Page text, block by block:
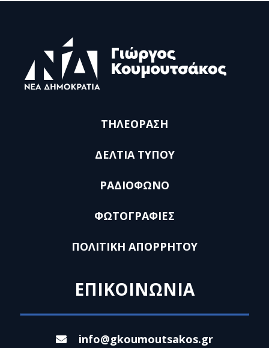
ΤΗΛΕΟΡΑΣΗ
ΔΕΛΤΙΑ ΤΥΠΟΥ
ΡΑΔΙΟΦΩΝΟ
ΦΩΤΟΓΡΑΦΙΕΣ
ΠΟΛΙΤΙΚΗ ΑΠΟΡΡΗΤΟΥ
ΕΠΙΚΟΙΝΩΝΙΑ
info@gkoumoutsakos.gr